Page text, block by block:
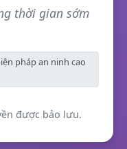
thời gian sớm
pháp an ninh cao
được bảo lưu.